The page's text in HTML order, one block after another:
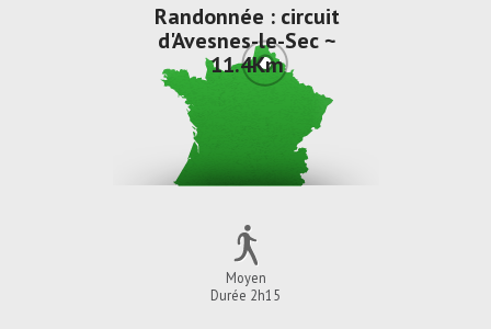
Randonnée : circuit
d'Avesnes-le-Sec ~
11.4Km
Moyen
Durée 2h15